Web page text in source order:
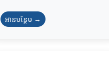
អានបន្ថែម →